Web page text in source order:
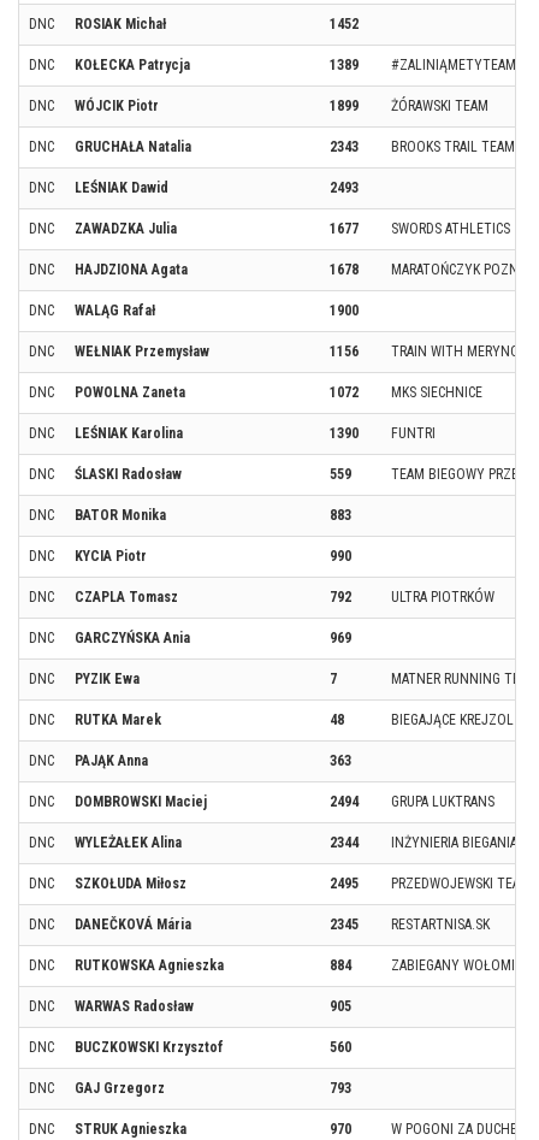
DNC ROSIAK Michał 1452
DNC KOŁECKA Patrycja 1389 #ZALINIĄMETYTEAM,
DNC WÓJCIK Piotr 1899 ŻÓRAWSKI TEAM
DNC GRUCHAŁA Natalia 2343 BROOKS TRAIL TEAM /
DNC LEŚNIAK Dawid 2493
DNC ZAWADZKA Julia 1677 SWORDS ATHLETICS
DNC HAJDZIONA Agata 1678 MARATOŃCZYK POZNAŃ
DNC WALĄG Rafał 1900
DNC WEŁNIAK Przemysław 1156 TRAIN WITH MERYNOS
DNC POWOLNA Zaneta 1072 MKS SIECHNICE
DNC LEŚNIAK Karolina 1390 FUNTRI
DNC ŚLASKI Radosław 559 TEAM BIEGOWY
DNC BATOR Monika 883
DNC KYCIA Piotr 990
DNC CZAPLA Tomasz 792 ULTRA PIOTRKÓW
DNC GARCZYŃSKA Ania 969
DNC PYZIK Ewa 7 MATNER RUNNING TEAM
DNC RUTKA Marek 48 BIEGAJĄCE KREJZOL /
DNC PAJĄK Anna 363
DNC DOMBROWSKI Maciej 2494 GRUPA LUKTRANS
DNC WYLEŻAŁEK Alina 2344 INŻYNIERIA BIEGANIA
DNC SZKOŁUDA Miłosz 2495 PRZEDWOJEWSKI TEAM
DNC DANEČKOVÁ Mária 2345 RESTARTNISA.SK
DNC RUTKOWSKA Agnieszka 884 ZABIEGANY WOŁOMIN
DNC WARWAS Radosław 905
DNC BUCZKOWSKI Krzysztof 560
DNC GAJ Grzegorz 793
DNC STRUK Agnieszka 970 W POGONI ZA DUCHEM